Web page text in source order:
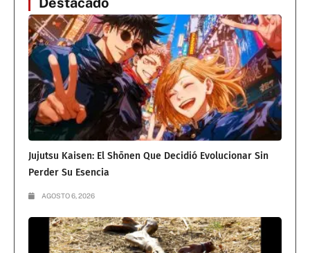
Jujutsu Kaisen: El Shōnen Que Decidió Evolucionar Sin
Perder Su Esencia
AGOSTO 6, 2026